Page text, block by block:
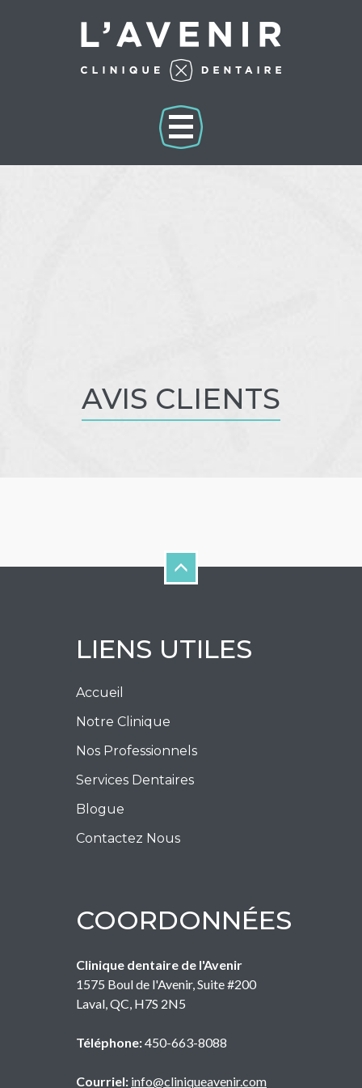
AVIS CLIENTS
LIENS UTILES
Accueil
Notre Clinique
Nos Professionnels
Services Dentaires
Blogue
Contactez Nous
COORDONNÉES
Clinique dentaire de l'Avenir
1575 Boul de l'Avenir, Suite #200
Laval,QC, H7S 2N5
Téléphone:450-663-8088
Courriel: info@cliniqueavenir.com